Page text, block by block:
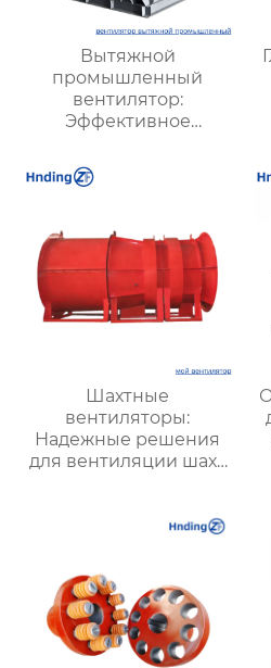
Вытяжной
промышленный
вентилятор:
Эффективное
надежной вентиляции
Шахтные
вентиляторы:
Надежные решения
для вентиляции шахт